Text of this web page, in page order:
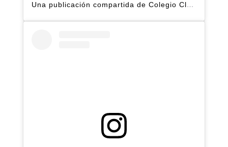
Una publicación compartida de Colegio Claret | Alto Hatillo (@clarethatillo)